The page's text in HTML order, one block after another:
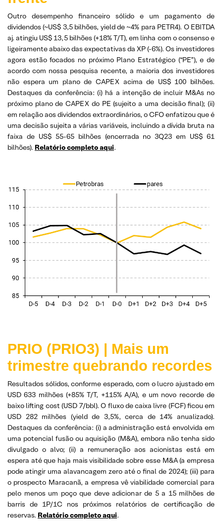
Outro desempenho financeiro sólido e um pagamento de
dividendos (~US$ 3,5 bilhões, yield de ~4% para PETR4). O EBITDA
aj. atingiu US$ 13,5 bilhões (+18% T/T), em linha com o consenso e
ligeiramente abaixo das expectativas da XP (-6%). Os investidores
agora estão focados no próximo Plano Estratégico (“PE”), e de
acordo com nossa pesquisa recente, a maioria dos investidores
não espera um plano de CAPEX acima de US$ 100 bilhões.
Destaques da conferência: (i) há a intenção de incluir M&As no
próximo plano de CAPEX do PE (sujeito a uma decisão final); (ii)
em relação aos dividendos extraordinários, o CFO enfatizou que é
uma decisão sujeita a várias variáveis, incluindo a dívida bruta na
faixa de US$ 55-65 bilhões (encerrada no 3Q23 em US$ 61
bilhões). Relatório completoaqui.
PRIO (PRIO3) | Mais um
trimestre quebrando recordes
Resultados sólidos, conforme esperado, com o lucro ajustado em
USD 633 milhões (+85% T/T, +115% A/A), e um novo recorde de
baixo lifting cost (USD 7/bbl). O fluxo de caixa livre (FCF) ficou em
USD 282 milhões (yield de 3,5%, cerca de 14% anualizado).
Destaques da conferência: (i) a administração está envolvida em
uma potencial fusão ou aquisição (M&A), embora não tenha sido
divulgado o alvo; (ii) a remuneração aos acionistas está em
espera até que haja mais visibilidade sobre esse M&A (a empresa
pode atingir uma alavancagem zero até o final de 2024); (iii) para
o prospecto Maracanã, a empresa vê viabilidade comercial para
pelo menos um poço que deve adicionar de 5 a 15 milhões de
barris de 1P/1C nos próximos relatórios de certificação de
reservas. Relatório completoaqui.